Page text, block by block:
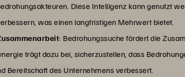
Diese Intelligenz kann genutzt
was einen langfristigen Mehrwert bietet.
: Bedrohungssuche fördert die
trägt dazu bei, sicherzustellen, dass
Bereitschaft des Unternehmens verbessert.